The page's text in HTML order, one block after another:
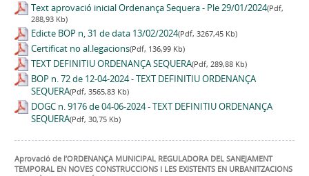
Text aprovació inicial Ordenança Sequera - Ple 29/01/2024(Pdf,
288,93 Kb)
Edicte BOP n, 31 de data 13/02/2024(Pdf, 3267,45 Kb)
Certificat no al.legacions(Pdf, 136,99 Kb)
TEXT DEFINITIU ORDENANÇA SEQUERA(Pdf, 289,88 Kb)
BOP n. 72 de 12-04-2024 - TEXT DEFINITIU ORDENANÇA
SEQUERA(Pdf, 3565,83 Kb)
DOGC n. 9176 de 04-06-2024 - TEXT DEFINITIU ORDENANÇA
SEQUERA(Pdf, 30,75 Kb)
Aprovació de l’ORDENANÇA MUNICIPAL REGULADORA DEL SANEJAMENT
TEMPORAL EN NOVES CONSTRUCCIONS I LES EXISTENTS EN URBANITZACIONS